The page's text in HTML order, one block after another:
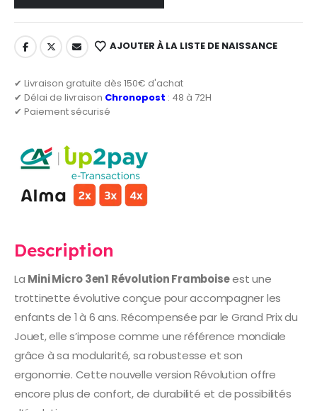
AJOUTER À LA LISTE DE NAISSANCE
✔ Livraison gratuite dès 150€ d'achat
✔ Délai de livraison Chronopost : 48 à 72H
✔ Paiement sécurisé
Description
La Mini Micro 3en1 Révolution Framboiseest une
trottinette évolutive conçue pour accompagner les
enfants de 1 à 6 ans. Récompensée par le Grand Prix du
Jouet, elle s’impose comme une référence mondiale
grâce à sa modularité, sa robustesse et son
ergonomie. Cette nouvelle version Révolution offre
encore plus de confort, de durabilité et de possibilités